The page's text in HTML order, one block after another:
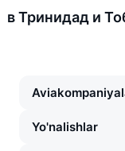
в Тринидад и
Yo'nalishlar